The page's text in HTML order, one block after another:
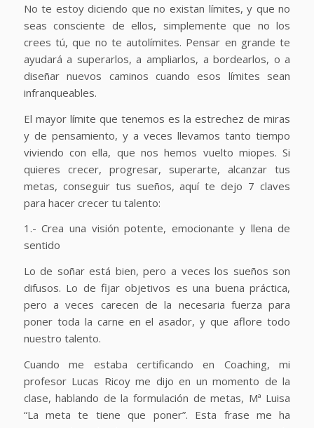
No te estoy diciendo que no existan límites, y que no
seas consciente de ellos, simplemente que no los
crees tú, que no te autolímites. Pensar en grande te
ayudará a superarlos, a ampliarlos, a bordearlos, o a
diseñar nuevos caminos cuando esos límites sean
infranqueables.
El mayor límite que tenemos es la estrechez de miras
y de pensamiento, y a veces llevamos tanto tiempo
viviendo con ella, que nos hemos vuelto miopes. Si
quieres crecer, progresar, superarte, alcanzar tus
metas, conseguir tus sueños, aquí te dejo 7 claves
para hacer crecer tu talento:
1.- Crea una visión potente, emocionante y llena de
sentido
Lo de soñar está bien, pero a veces los sueños son
difusos. Lo de fijar objetivos es una buena práctica,
pero a veces carecen de la necesaria fuerza para
poner toda la carne en el asador, y que aflore todo
nuestro talento.
Cuando me estaba certificando en Coaching, mi
profesor Lucas Ricoy me dijo en un momento de la
clase, hablando de la formulación de metas, Mª Luisa
“La meta te tiene que poner”. Esta frase me ha